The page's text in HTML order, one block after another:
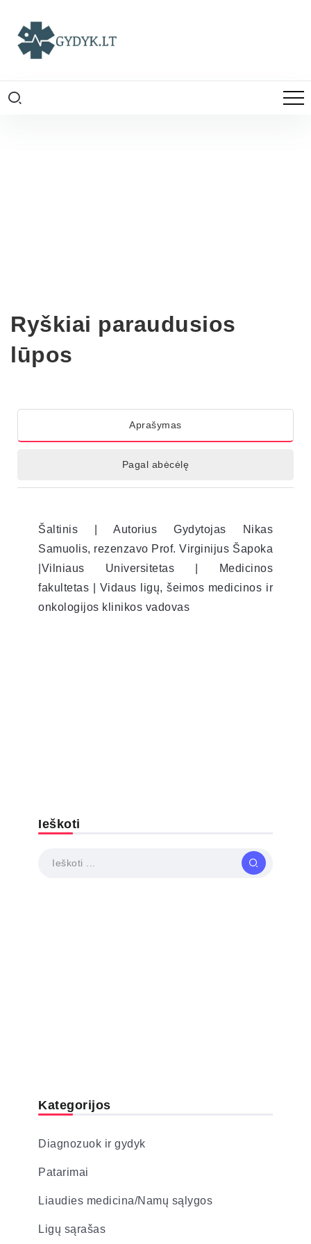
Ryškiai paraudusios
lūpos
Aprašymas
Pagal abėcėlę
Šaltinis | Autorius Gydytojas Nikas
Samuolis, rezenzavo Prof. Virginijus Šapoka
|Vilniaus Universitetas | Medicinos
fakultetas | Vidaus ligų, šeimos medicinos ir
onkologijos klinikos vadovas
Ieškoti
Kategorijos
Diagnozuok ir gydyk
Patarimai
Liaudies medicina/Namų sąlygos
Ligų sąrašas